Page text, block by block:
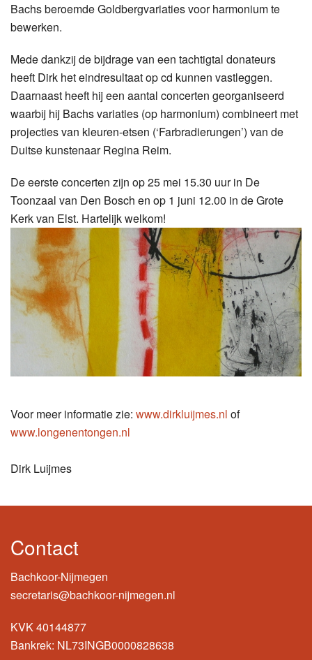
Bachs beroemde Goldbergvariaties voor harmonium te
bewerken.
Mede dankzij de bijdrage van een tachtigtal donateurs
heeft Dirk het eindresultaat op cd kunnen vastleggen.
Daarnaast heeft hij een aantal concerten georganiseerd
waarbij hij Bachs variaties (op harmonium) combineert met
projecties van kleuren-etsen (‘Farbradierungen’) van de
Duitse kunstenaar Regina Reim.
De eerste concerten zijn op 25 mei 15.30 uur in De
Toonzaal van Den Bosch en op 1 juni 12.00 in de Grote
Kerk van Elst. Hartelijk welkom!
Voor meer informatie zie: www.dirkluijmes.nl of
www.longenentongen.nl
Dirk Luijmes
Contact
Bachkoor-Nijmegen
secretaris@bachkoor-nijmegen.nl
KVK 40144877
Bankrek: NL73INGB0000828638